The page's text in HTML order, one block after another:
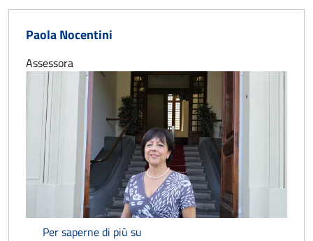
Paola Nocentini
Assessora
Per saperne di più su